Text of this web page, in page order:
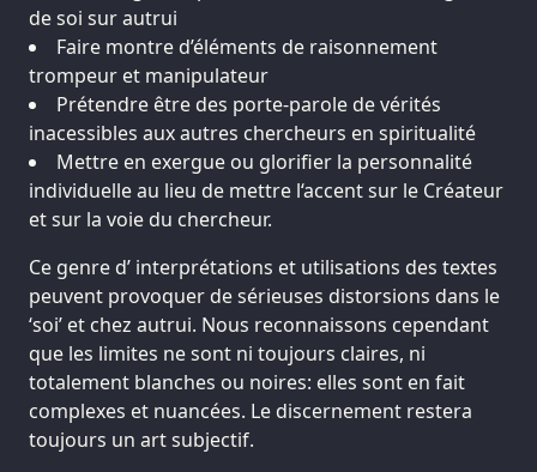
de soi sur autrui
Faire montre d’éléments de raisonnement
trompeur et manipulateur
Prétendre être des porte-parole de vérités
inacessibles aux autres chercheurs en spiritualité
Mettre en exergue ou glorifier la personnalité
individuelle au lieu de mettre l‘accent sur le Créateur
et sur la voie du chercheur.
Ce genre d’ interprétations et utilisations des textes
peuvent provoquer de sérieuses distorsions dans le
‘soi’ et chez autrui. Nous reconnaissons cependant
que les limites ne sont ni toujours claires, ni
totalement blanches ou noires: elles sont en fait
complexes et nuancées. Le discernement restera
toujours un art subjectif.